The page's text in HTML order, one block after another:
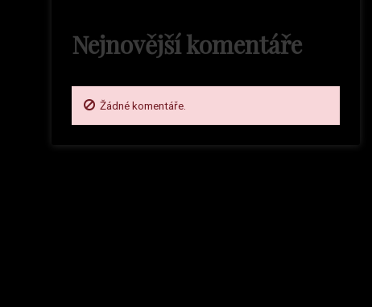
Nejnovější komentáře
Žádné komentáře.